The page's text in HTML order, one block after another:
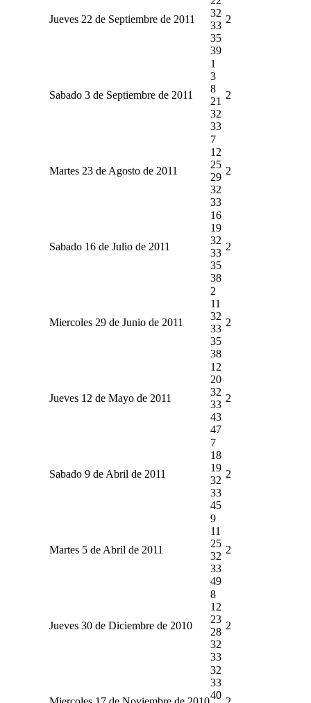
Jueves 22 de Septiembre de 2011
32
33
35
39
2
Sabado 3 de Septiembre de 2011
1
3
8
21
32
33
2
Martes 23 de Agosto de 2011
7
12
25
29
32
33
2
Sabado 16 de Julio de 2011
16
19
32
33
35
38
2
Miercoles 29 de Junio de 2011
2
11
32
33
35
38
2
Jueves 12 de Mayo de 2011
12
20
32
33
43
47
2
Sabado 9 de Abril de 2011
7
18
19
32
33
45
2
Martes 5 de Abril de 2011
9
11
25
32
33
49
2
Jueves 30 de Diciembre de 2010
8
12
23
28
32
33
2
32
33
40